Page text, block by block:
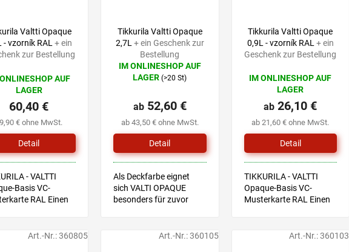
Valtti Opaque
- vzorník RAL+ ein
zur Bestellung
AUF
LAGER
€ ohne MwSt.
60,40 €
Detail
- VALTTI
Basis VC-
RAL Einen
wählen Sie
Tikkurila Valtti Opaque
2,7L + ein Geschenk zur
Bestellung
Die
durchschnittliche
Sternen.
IM ONLINESHOP AUF
LAGER(>20 St)
ab 43,50 € ohne MwSt.
ab52,60 €
Detail
Als Deckfarbe eignet
sich VALTI OPAQUE
besonders für zuvor
Alkydfarben oder Beizen,
Tikkurila Valtti Opaque
0,9L - vzorník RAL + ein
Geschenk zur Bestellung
IM ONLINESHOP AUF
LAGER
ab 21,60 € ohne MwSt.
ab 26,10 €
Detail
TIKKURILA - VALTTI
Opaque-Basis VC-
Musterkarte RAL Einen
anschließend wählen Sie
Art.-Nr.:360805 Art.-Nr.:360105 Art.-Nr.:360103